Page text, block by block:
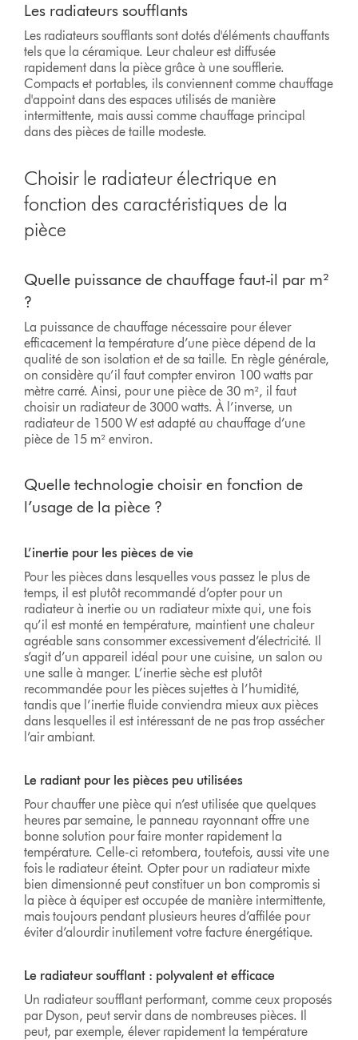
Les radiateurs soufflants
Les radiateurs soufflants sont dotés d'éléments chauffants
tels que la céramique. Leur chaleur est diffusée
rapidement dans la pièce grâce à une soufflerie.
Compacts et portables, ils conviennent comme chauffage
d'appoint dans des espaces utilisés de manière
intermittente, mais aussi comme chauffage principal
dans des pièces de taille modeste.
Choisir le radiateur électrique en
fonction des caractéristiques de la
pièce
Quelle puissance de chauffage faut-il par m²
?
La puissance de chauffage nécessaire pour élever
efficacement la température d’une pièce dépend de la
qualité de son isolation et de sa taille. En règle générale,
on considère qu’il faut compter environ 100 watts par
mètre carré. Ainsi, pour une pièce de 30 m², il faut
choisir un radiateur de 3000 watts. À l’inverse, un
radiateur de 1500 W est adapté au chauffage d’une
pièce de 15 m² environ.
Quelle technologie choisir en fonction de
l’usage de la pièce ?
L’inertie pour les pièces de vie
Pour les pièces dans lesquelles vous passez le plus de
temps, il est plutôt recommandé d’opter pour un
radiateur à inertie ou un radiateur mixte qui, une fois
qu’il est monté en température, maintient une chaleur
agréable sans consommer excessivement d’électricité. Il
s’agit d’un appareil idéal pour une cuisine, un salon ou
une salle à manger. L’inertie sèche est plutôt
recommandée pour les pièces sujettes à l’humidité,
tandis que l’inertie fluide conviendra mieux aux pièces
dans lesquelles il est intéressant de ne pas trop assécher
l’air ambiant.
Le radiant pour les pièces peu utilisées
Pour chauffer une pièce qui n’est utilisée que quelques
heures par semaine, le panneau rayonnant offre une
bonne solution pour faire monter rapidement la
température. Celle-ci retombera, toutefois, aussi vite une
fois le radiateur éteint. Opter pour un radiateur mixte
bien dimensionné peut constituer un bon compromis si
la pièce à équiper est occupée de manière intermittente,
mais toujours pendant plusieurs heures d’affilée pour
éviter d’alourdir inutilement votre facture énergétique.
Le radiateur soufflant : polyvalent et efficace
Un radiateur soufflant performant, comme ceux proposés
par Dyson, peut servir dans de nombreuses pièces. Il
peut, par exemple, élever rapidement la température